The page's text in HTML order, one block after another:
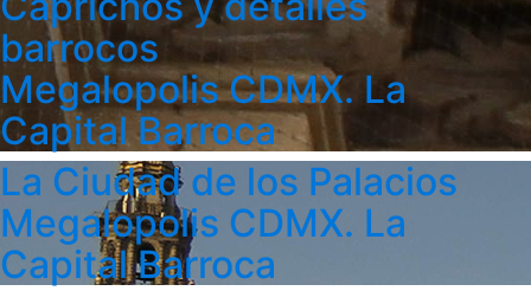
barrocos
Megalopolis CDMX. La
Capital Barroca
La Ciudad de los Palacios
Megalopolis CDMX. La
Capital Barroca